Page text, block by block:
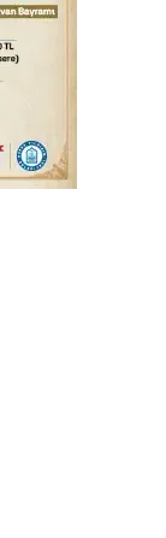
orta